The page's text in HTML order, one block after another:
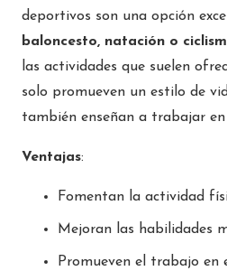
deportivos son una opción
baloncesto, natación o
las actividades que suelen
solo promueven un estilo de
también enseñan a trabajar en
Ventajas:
Fomentan la actividad
Mejoran las habilidades
Promueven el trabajo en